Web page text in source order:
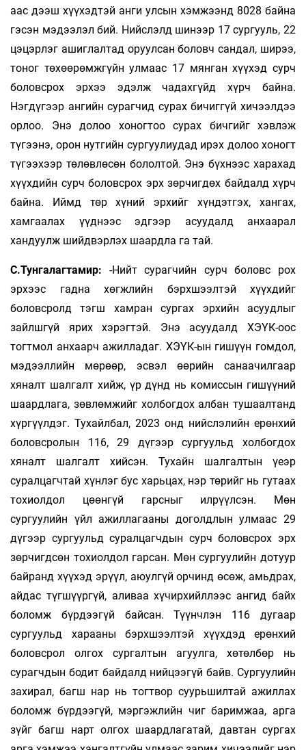
аас дээш хүүхэдтэй анги улсын хэмжээнд 8028 байна
гэсэн мэдээлэл бий. Нийслэлд шинээр 17 сургууль, 22
цэцэрлэг ашиглалтад оруулсан боловч сандал, ширээ,
тоног төхөөрөмжгүйн улмаас 17 мянган хүүхэд сурч
боловсрох эрхээ эдэлж чадахгүйд хүрч байна.
Нэгдүгээр ангийн сурагчид сурах бичиггүй хичээлдээ
орлоо. Энэ долоо хоногтоо сурах бичгийг хэвлэж
түгээнэ, орон нутгийн сургуулиудад ирэх долоо хоногт
түгээхээр төлөвлөсөн бололтой. Энэ бүхнээс харахад
хүүхдийн сурч боловсрох эрх зөрчигдөх байдалд хүрч
байна. Иймд төр хүний эрхийг хүндэтгэх, хангах,
хамгаалах үүднээс эдгээр асуудалд анхаарал
хандуулж шийдвэрлэх шаардла га тай.
С.Тунгалагтамир: -Нийт сурагчийн сурч боловс рох
эрхээс гадна хөгжлийн бэрхшээлтэй хүүхдийг
боловсролд тэгш хамран сургах эрхийн асуудлыг
зайлшгүй ярих хэрэгтэй. Энэ асуудалд ХЭҮК-оос
тогтмол анхаарч ажилладаг. ХЭҮК-ын гишүүн гомдол,
мэдээллийн мөрөөр, эсвэл өөрийн санаачилгаар
хяналт шалгалт хийж, үр дүнд нь комиссын гишүүний
шаардлага, зөвлөмжийг холбогдох албан тушаалтанд
хүргүүлдэг. Тухайлбал, 2023 онд нийслэлийн ерөнхий
боловсролын 116, 29 дүгээр сургуульд холбогдох
хяналт шалгалт хийсэн. Тухайн шалгалтын үеэр
суралцагчтай хүнлэг бус харьцах, нэр төрийг нь гутаах
тохиолдол цөөнгүй гарсныг илрүүлсэн. Мөн
сургуулийн үйл ажиллагааны доголдлын улмаас 29
дүгээр сургуульд суралцагчдын сурч боловсрох эрх
зөрчигдсөн тохиолдол гарсан. Мөн сургуулийн дотуур
байранд хүүхэд эрүүл, аюулгүй орчинд өсөж, амьдрах,
айдас түгшүүргүй, аливаа хүчирхийллээс ангид байх
боломж бүрдээгүй байсан. Түүнчлэн 116 дугаар
сургуульд харааны бэрхшээлтэй хүүхдэд ерөнхий
боловсрол олгох сургалтын агуулга, хөтөлбөр нь
сурагчдын бодит байдалд нийцээгүй байв. Сургуулийн
захирал, багш нар нь тогтвор суурьшилтай ажиллах
боломж бүрдээгүй, мэргэжлийн чиг баримжаа, арга
зүйг багш нарт олгох шаардлагатай, давтан сургах